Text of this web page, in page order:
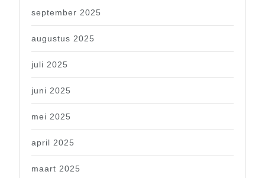
september 2025
augustus 2025
juli 2025
juni 2025
mei 2025
april 2025
maart 2025